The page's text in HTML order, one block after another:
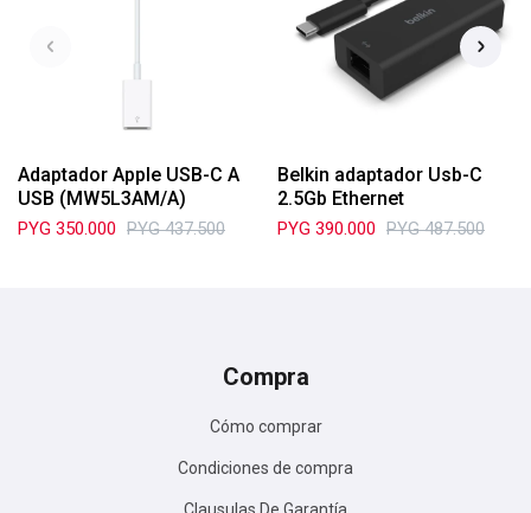
Adaptador Apple USB-C A
USB (MW5L3AM/A)
PYG 350.000 PYG 437.500
Belkin adaptador Usb-C
2.5Gb Ethernet
PYG 390.000 PYG 487.500
Compra
Cómo comprar
Condiciones de compra